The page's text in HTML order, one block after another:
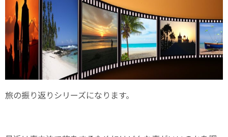
旅の振り返りシリーズになります。